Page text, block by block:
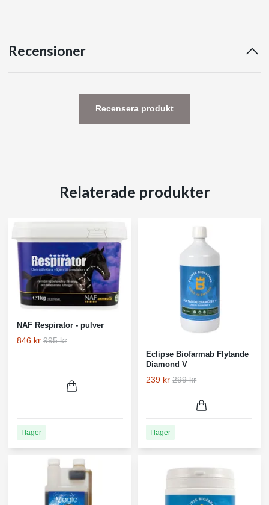
Recensioner
Recensera produkt
Relaterade produkter
NAF Respirator - pulver
846 kr 995 kr
I lager
Eclipse Biofarmab Flytande
Diamond V
239 kr 299 kr
I lager